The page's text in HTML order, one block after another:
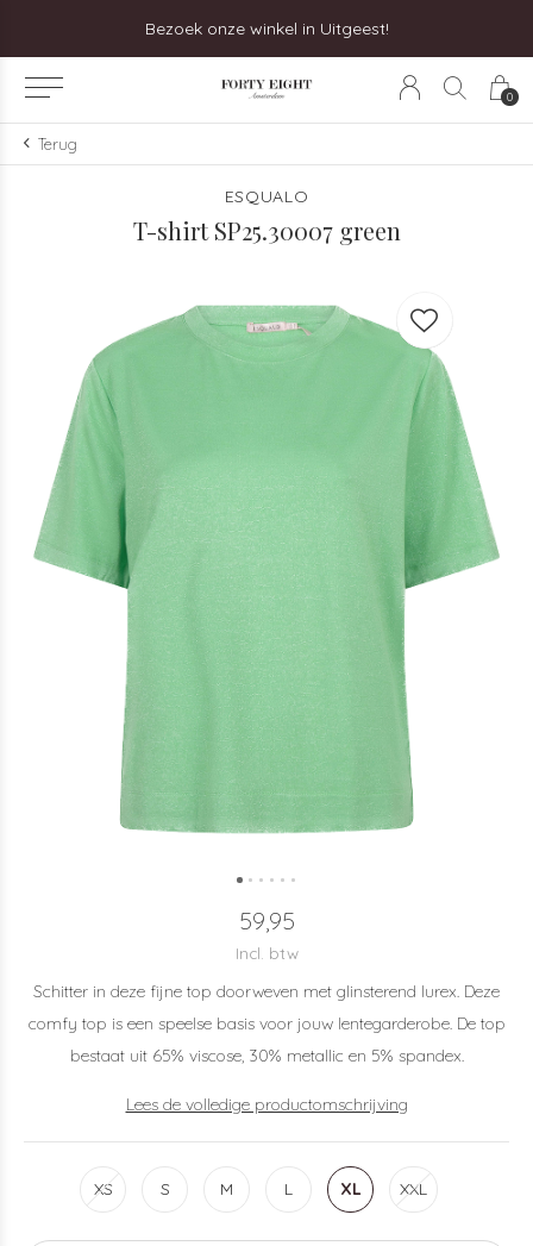
0
Bezoek onze winkel in Uitgeest!
Terug
ESQUALO
T-shirt SP25.30007 green
59,95
Incl. btw
Schitter in deze fijne top doorweven met glinsterend lurex. Deze
comfy top is een speelse basis voor jouw lentegarderobe. De top
bestaat uit 65% viscose, 30% metallic en 5% spandex.
Lees de volledige productomschrijving
XS S M L XL XXL